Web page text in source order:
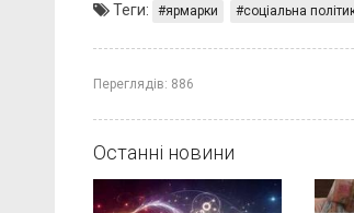
Теги: ярмарки соціальна
Переглядів: 886
Останні новини